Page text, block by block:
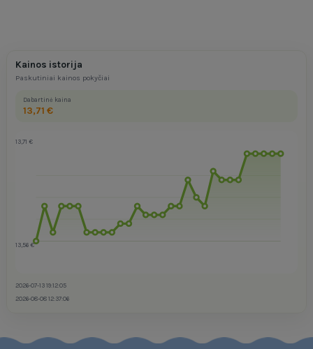
Kainos istorija
Paskutiniai kainos pokyčiai
Dabartinė kaina
13,71 €
13,71 €
13,56 €
2026-07-13 19:12:05
2026-08-08 12:37:06